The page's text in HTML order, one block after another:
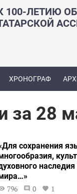
100-ЛЕТИЮ
ХРОНОГРАФ
за 28
сохранения
796
0 1